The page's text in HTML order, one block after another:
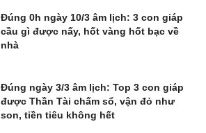
Đúng 0h ngày 10/3 âm lịch: 3 con giáp
cầu gì được nấy, hốt vàng hốt bạc về
nhà
Đúng ngày 3/3 âm lịch: Top 3 con giáp
được Thần Tài chấm sổ, vận đỏ như
son, tiền tiêu không hết